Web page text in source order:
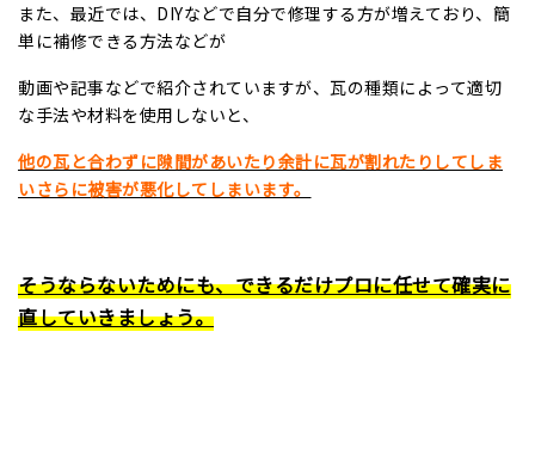
また、最近では、 DIYなどで自分で修理する方が増えており、簡
単に補修できる方法などが
動画や記事などで紹介されていますが、瓦の種類によって適切
な手法や材料を使用しないと、
他の瓦と合わずに隙間があいたり余計に瓦が割れたりしてしま
いさらに被害が悪化してしまいます。
そうならないためにも、できるだけプロに任せて確実に
直していきましょう。